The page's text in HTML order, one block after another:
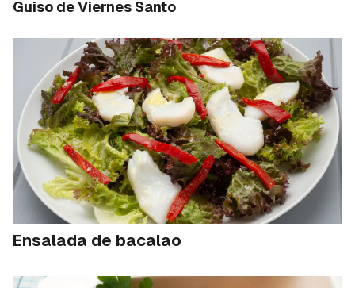
Guiso de Viernes Santo
Ensalada de bacalao